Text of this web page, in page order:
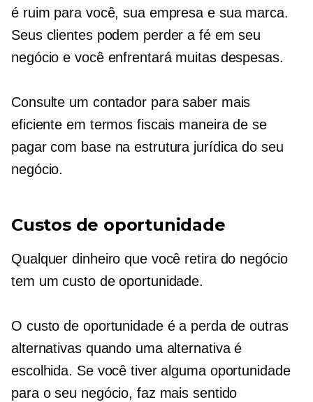
é ruim para você, sua empresa e sua marca.
Seus clientes podem perder a fé em seu
negócio e você enfrentará muitas despesas.
Consulte um contador para saber mais
eficiente em termos fiscais maneira de se
pagar com base na estrutura jurídica do seu
negócio.
Custos de oportunidade
Qualquer dinheiro que você retira do negócio
tem um custo de oportunidade.
O custo de oportunidade é a perda de outras
alternativas quando uma alternativa é
escolhida. Se você tiver alguma oportunidade
para o seu negócio, faz mais sentido